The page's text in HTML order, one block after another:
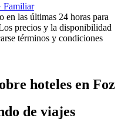
Familiar
en las últimas 24 horas para
precios y la disponibilidad
términos y condiciones
hoteles en Foz
de viajes